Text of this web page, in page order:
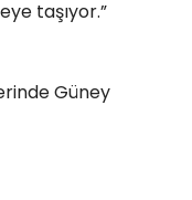
taşıyor.”
Güney